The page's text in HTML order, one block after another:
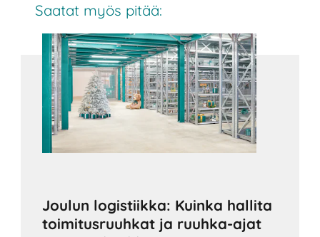
Saatat myös pitää:
Joulun logistiikka: Kuinka hallita
toimitusruuhkat ja ruuhka-ajat